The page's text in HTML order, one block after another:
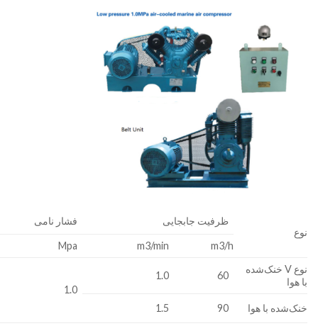
نوع
ظرفیت جابجایی فشار نامی
m3/h
m3/min
Mpa
نوع V خنک‌شده
با هوا
60
1.0
1.0
خنک‌شده با هوا
90
1.5